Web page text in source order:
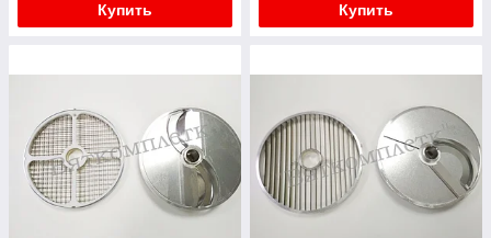
Купить Купить